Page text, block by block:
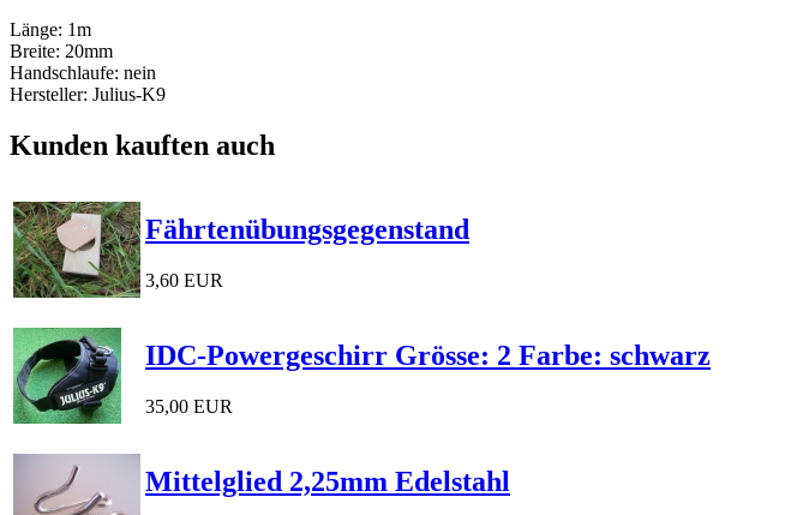
Länge: 1m
Breite: 20mm
Handschlaufe: nein
Hersteller: Julius-K9
Kunden kauften auch
Fährtenübungsgegenstand
3,60 EUR
IDC-Powergeschirr Grösse: 2 Farbe: schwarz
35,00 EUR
Mittelglied 2,25mm Edelstahl